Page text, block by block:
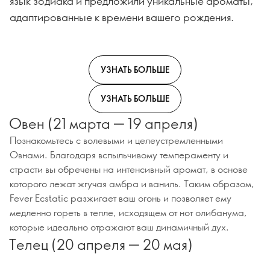
адаптированные к времени вашего рождения.
УЗНАТЬ БОЛЬШЕ
УЗНАТЬ БОЛЬШЕ
Овен (21 марта — 19 апреля)
Познакомьтесь с волевыми и целеустремленными
Овнами. Благодаря вспыльчивому темпераменту и
страсти вы обречены на интенсивный аромат, в основе
которого лежат жгучая амбра и ваниль. Таким образом,
Fever Ecstatic разжигает ваш огонь и позволяет ему
медленно гореть в тепле, исходящем от нот олибанума,
которые идеально отражают ваш динамичный дух.
Телец (20 апреля — 20 мая)